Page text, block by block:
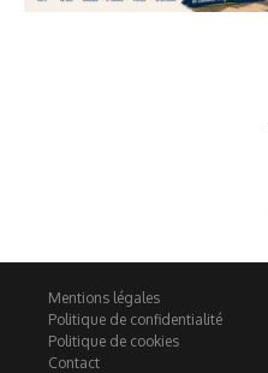
Mentions légales
Politique de confidentialité
Politique de cookies
Contact